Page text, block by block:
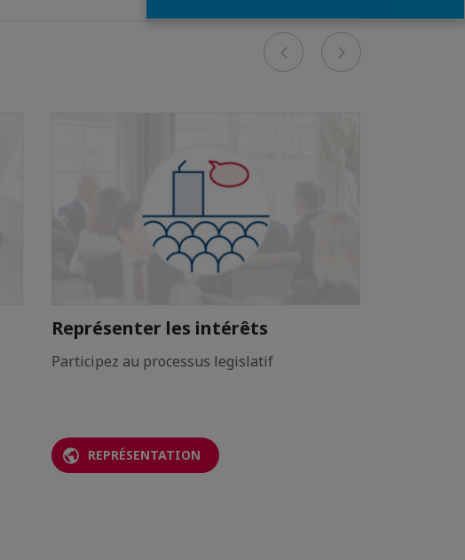
Previous
Représenter les intérêts
Participez au processus legislatif
REPRÉSENTATION